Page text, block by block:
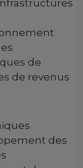
de
de revenus
des